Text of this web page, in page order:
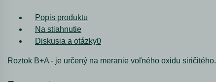
Popis produktu
Na stiahnutie
Diskusia a otázky0
Roztok B+A - je určený na meranie voľného oxidu siričitého.